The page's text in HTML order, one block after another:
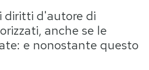
Storie/Idee
Ok Boomer!
Media
diritti d'autore di
anche se le
e nonostante questo